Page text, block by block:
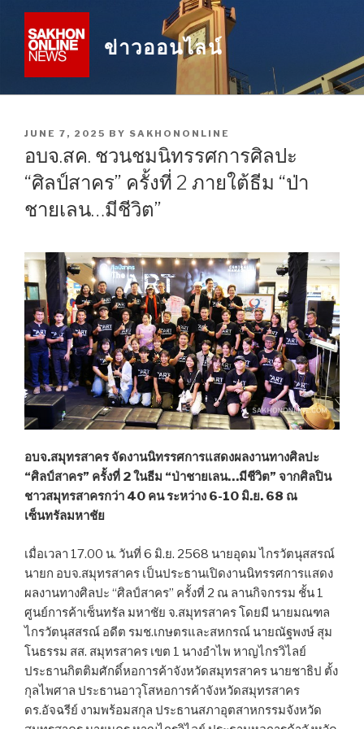
content
ข่าวออนไลน์
POSTED
JUNE 7, 2025 BY SAKHONONLINE
อบจ.สค. ชวนชมนิทรรศการศิลปะ
“ศิลป์สาคร” ครั้งที่ 2 ภายใต้ธีม “ป่า
ชายเลน…มีชีวิต”
อบจ.สมุทรสาคร จัดงานนิทรรศการแสดงผลงานทางศิลปะ
“ศิลป์สาคร” ครั้งที่ 2 ในธีม “ป่าชายเลน…มีชีวิต” จากศิลปิน
ชาวสมุทรสาครกว่า 40 คน ระหว่าง 6-10 มิ.ย. 68 ณ
เซ็นทรัลมหาชัย
เมื่อเวลา 17.00 น. วันที่ 6 มิ.ย. 2568 นายอุดม ไกรวัตนุสสรณ์
นายก อบจ.สมุทรสาคร เป็นประธานเปิดงานนิทรรศการแสดง
ผลงานทางศิลปะ “ศิลป์สาคร” ครั้งที่ 2 ณ ลานกิจกรรม ชั้น 1
ศูนย์การค้าเซ็นทรัล มหาชัย จ.สมุทรสาคร โดยมี นายมณฑล
ไกรวัตนุสสรณ์ อดีต รมช.เกษตรและสหกรณ์ นายณัฐพงษ์ สุม
โนธรรม สส. สมุทรสาคร เขต 1 นางอำไพ หาญไกรวิไลย์
ประธานกิตติมศักดิ์หอการค้าจังหวัดสมุทรสาคร นายชาธิป ตั้ง
กุลไพศาล ประธานอาวุโสหอการค้าจังหวัดสมุทรสาคร
ดร.อัจฉรีย์ งามพร้อมสกุล ประธานสภาอุตสาหกรรมจังหวัด